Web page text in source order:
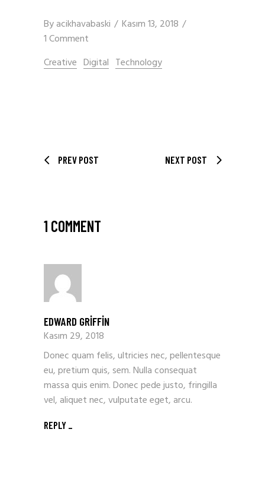
Byacikhavabaski
Kasım 13, 2018
1 Comment
Creative Digital Technology
PREV POST NEXT POST
1 COMMENT
EDWARD GRIFFIN
Kasım 29, 2018
Donec quam felis, ultricies nec, pellentesque
eu, pretium quis, sem. Nulla consequat
massa quis enim. Donec pede justo, fringilla
vel, aliquet nec, vulputate eget, arcu.
REPLY